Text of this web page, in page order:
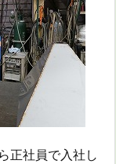
正社員で入社し